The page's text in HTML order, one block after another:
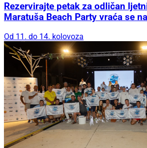
Rezervirajte petak za odličan
Maratuša Beach Party vraća se
Od 11. do 14. kolovoza